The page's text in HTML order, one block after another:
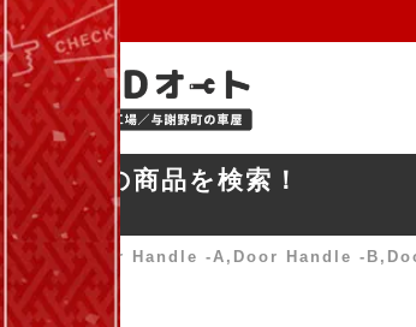
お探しの商品を検索！
ホーム » Door Handle -A,Door Handle -